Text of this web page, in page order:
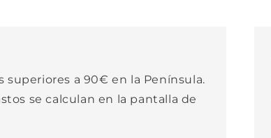
superiores a 90€ en la Península.
se calculan en la pantalla de